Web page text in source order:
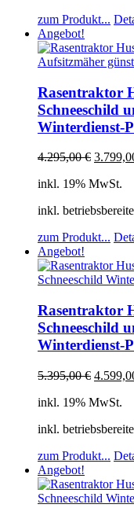
zum Produkt...
Angebot!
Rasentraktor
Schneeschild
Winterdienst-
4.295,00€
inkl. 19% MwSt.
inkl.
zum Produkt...
Angebot!
Rasentraktor
Schneeschild
Winterdienst-
5.395,00€
inkl. 19% MwSt.
inkl.
zum Produkt...
Angebot!